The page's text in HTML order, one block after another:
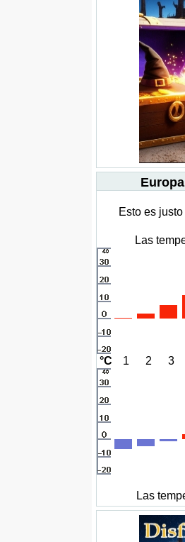
Esto es
Las
°C 1 2 3
Las